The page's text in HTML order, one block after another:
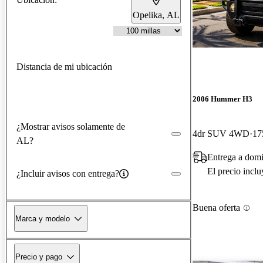
Opelika, AL
Distancia de mi ubicación
¿Mostrar avisos solamente de
AL?
¿Incluir avisos con entrega?
Marca y modelo
Precio y pago
2006 Hummer H3
4dr SUV 4WD
Entrega a
El precio
Buena oferta